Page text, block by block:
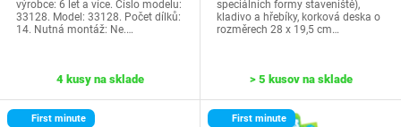
výrobce: 6 let a více. Číslo modelu:
33128. Model: 33128. Počet dílků:
14. Nutná montáž: Ne.…
4 kusy na sklade
speciálních formy staveniště),
kladivo a hřebíky, korková deska o
rozměrech 28 x 19,5 cm…
> 5 kusov na sklade
First minute First minute